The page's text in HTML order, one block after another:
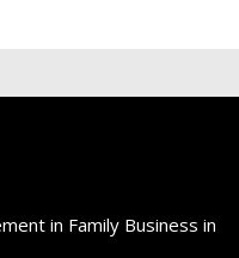
in Family Business in